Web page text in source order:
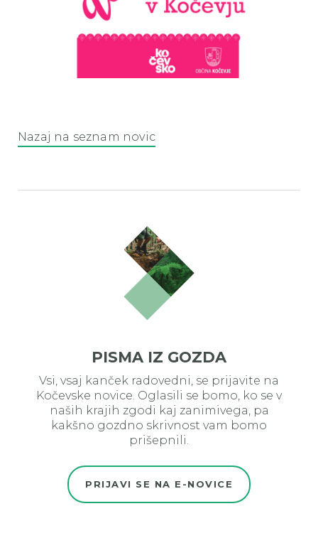
Nazaj na seznam novic
PISMA IZ GOZDA
Vsi, vsaj kanček radovedni, se prijavite na
Kočevske novice. Oglasili se bomo, ko se v
naših krajih zgodi kaj zanimivega, pa
kakšno gozdno skrivnost vam bomo
prišepnili.
PRIJAVI SE NA E-NOVICE